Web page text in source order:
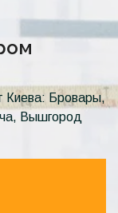
Киева: Бровары,
Вышгород